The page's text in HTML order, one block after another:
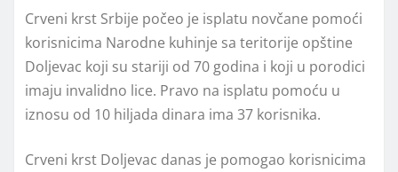
Crveni krst Srbije počeo je isplatu novčane pomoći
korisnicima Narodne kuhinje sa teritorije opštine
Doljevac koji su stariji od 70 godina i koji u porodici
imaju invalidno lice. Pravo na isplatu pomoću u
iznosu od 10 hiljada dinara ima 37 korisnika.
Crveni krst Doljevac danas je pomogao korisnicima